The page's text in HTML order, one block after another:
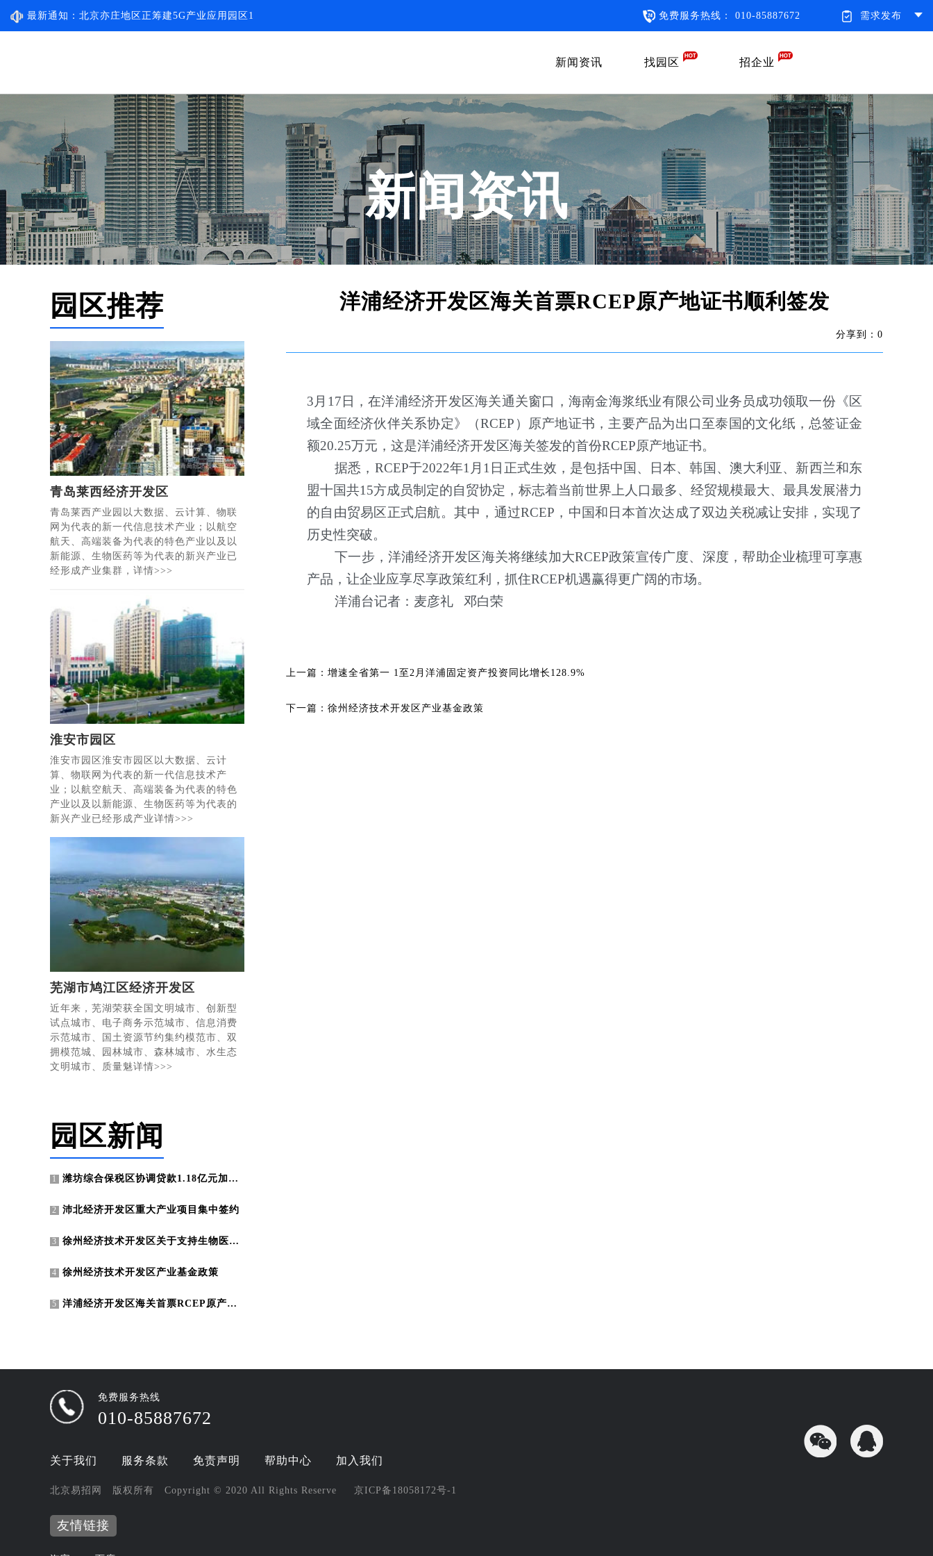
最新通知： 北京亦庄地区正筹建5G产业应用园区1 免费服务热线： 010-85887672 需求发布
新闻资讯 找园区 招企业
新闻资讯
洋浦经济开发区海关首票RCEP原产地证书顺利签发
分享到： 0
3月 17 日，在洋浦经济开发区海关通关窗口，海南金海浆纸业有限公司业务员成功领取一份《区
域全面经济伙伴关系协定》（RCEP ）原产地证书，主要产品为出口至泰国的文化纸，总签证金
额20.25万元，这是洋浦经济开发区海关签发的首份RCEP原产地证书。
据悉， RCEP于2022年1月 1 日正式生效，是包括中国、日本、韩国、澳大利亚、新西兰和东
盟十国共15方成员制定的自贸协定，标志着当前世界上人口最多、经贸规模最大、最具发展潜力
的自由贸易区正式启航。其中，通过RCEP ，中国和日本首次达成了双边关税减让安排，实现了
历史性突破。
下一步，洋浦经济开发区海关将继续加大RCEP政策宣传广度、深度，帮助企业梳理可享惠
产品，让企业应享尽享政策红利，抓住RCEP机遇赢得更广阔的市场。
洋浦台记者：麦彦礼
邓白荣
上一篇： 增速全省第一 1至2月洋浦固定资产投资同比增长128.9%
下一篇： 徐州经济技术开发区产业基金政策
园区推荐
青岛莱西经济开发区
青岛莱西产业园以大数据、云计算、物联
网为代表的新一代信息技术产业；以航空
航天、高端装备为代表的特色产业以及以
新能源、生物医药等为代表的新兴产业已
经形成产业集群，详情>>>
淮安市园区
淮安市园区淮安市园区以大数据、云计
算、物联网为代表的新一代信息技术产
业；以航空航天、高端装备为代表的特色
产业以及以新能源、生物医药等为代表的
新兴产业已经形成产业详情>>>
芜湖市鸠江区经济开发区
近年来，芜湖荣获全国文明城市、创新型
试点城市、电子商务示范城市、信息消费
示范城市、国土资源节约集约模范市、双
拥模范城、园林城市、森林城市、水生态
文明城市、质量魅详情>>>
园区新闻
1 潍坊综合保税区协调贷款1.18亿元加快联东U谷项目建设
2 沛北经济开发区重大产业项目集中签约
3 徐州经济技术开发区关于支持生物医药产业发展的若干政策
4 徐州经济技术开发区产业基金政策
5 洋浦经济开发区海关首票RCEP原产地证书顺利签发
免费服务热线
010-85887672
关于我们 服务条款 免责声明 帮助中心 加入我们
北京易招网 版权所有 Copyright © 2020 All Rights Reserve 京ICP备18058172号-1
友情链接